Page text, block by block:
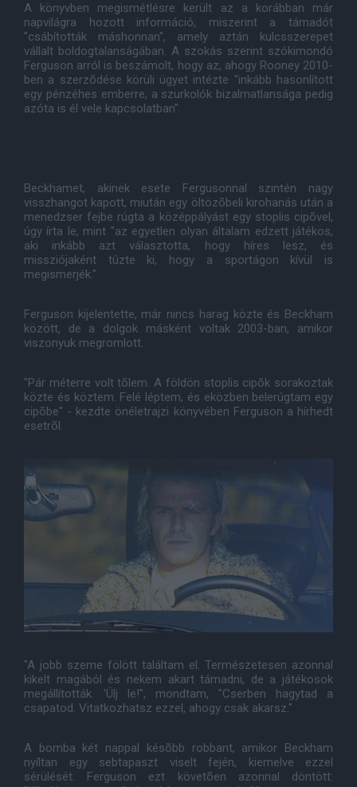
A könyvben megismétlésre került az a korábban már
napvilágra hozott információ, miszerint a támadót
"csábították máshonnan", amely aztán kulcsszerepet
vállalt boldogtalanságában. A szokás szerint szókimondó
Ferguson arról is beszámolt, hogy az, ahogy Rooney 2010-
ben a szerzõdése körüli ügyet intézte "inkább hasonlított
egy pénzéhes emberre, a szurkolók bizalmatlansága pedig
azóta is él vele kapcsolatban".
Beckhamet, akinek esete Fergusonnal szintén nagy
visszhangot kapott, miután egy öltözõbeli kirohanás után a
menedzser fejbe rúgta a középpályást egy stoplis cipõvel,
úgy írta le, mint "az egyetlen olyan általam edzett játékos,
aki inkább azt választotta, hogy híres lesz, és
missziójaként tûzte ki, hogy a sportágon kívül is
megismerjék."
Ferguson kijelentette, már nincs harag közte és Beckham
között, de a dolgok másként voltak 2003-ban, amikor
viszonyuk megromlott.
"Pár méterre volt tõlem. A földön stoplis cipõk sorakoztak
közte és köztem. Felé léptem, és eközben belerúgtam egy
cipõbe" - kezdte önéletrajzi könyvében Ferguson a hírhedt
esetrõl.
"A jobb szeme fölött találtam el. Természetesen azonnal
kikelt magából és nekem akart támadni, de a játékosok
megállították. 'Ülj le!", mondtam, "Cserben hagytad a
csapatod. Vitatkozhatsz ezzel, ahogy csak akarsz."
A bomba két nappal késõbb robbant, amikor Beckham
nyíltan egy sebtapaszt viselt fején, kiemelve ezzel
sérülését. Ferguson ezt követõen azonnal döntött: